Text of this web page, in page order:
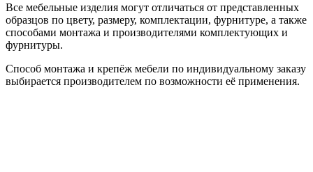
Все мебельные изделия могут отличаться от представленных
образцов по цвету, размеру, комплектации, фурнитуре, а также
способами монтажа и производителями комплектующих и
фурнитуры.
Способ монтажа и крепёж мебели по индивидуальному заказу
выбирается производителем по возможности её применения.